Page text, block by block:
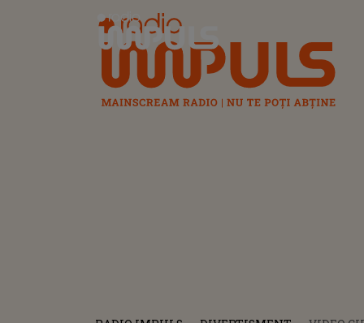
Radio Impuls